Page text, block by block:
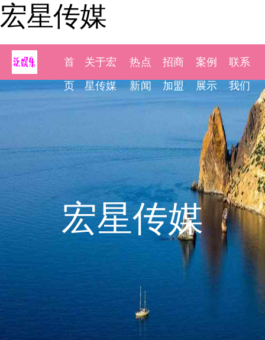
宏星传媒
首
页
关于宏
星传媒
热点
新闻
招商
加盟
案例
展示
联系
我们
宏星传媒